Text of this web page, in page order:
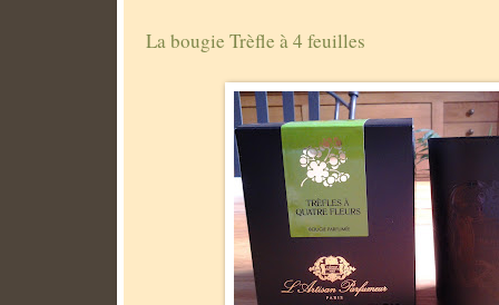
La bougie Trèfle à 4 feuilles